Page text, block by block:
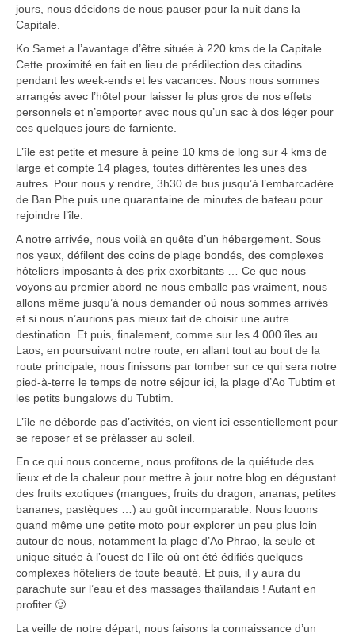
Carte du Cambodge
Cambodge – Infos
Toutes à l’école
Paludisme au Cambodge
Les articles du Cambodge
France
Carte de la France
Notre région, la Normandie
Ville : Paris
Blog
Catégories
Boucles d’articles
Commentaires récents
Archives des articles
Nuage d’étiquettes
Flux RSS : Les articles
Flux Rss : Les commentaires
Images à la Une
Menu
jours, nous décidons de nous pauser pour la nuit dans la
Capitale.
Ko Samet a l’avantage d’être située à 220 kms de la Capitale.
Cette proximité en fait en lieu de prédilection des citadins
pendant les week-ends et les vacances. Nous nous sommes
arrangés avec l’hôtel pour laisser le plus gros de nos effets
personnels et n’emporter avec nous qu’un sac à dos léger pour
ces quelques jours de farniente.
L’île est petite et mesure à peine 10 kms de long sur 4 kms de
large et compte 14 plages, toutes différentes les unes des
autres. Pour nous y rendre, 3h30 de bus jusqu’à l’embarcadère
de Ban Phe puis une quarantaine de minutes de bateau pour
rejoindre l’île.
A notre arrivée, nous voilà en quête d’un hébergement. Sous
nos yeux, défilent des coins de plage bondés, des complexes
hôteliers imposants à des prix exorbitants … Ce que nous
voyons au premier abord ne nous emballe pas vraiment, nous
allons même jusqu’à nous demander où nous sommes arrivés
et si nous n’aurions pas mieux fait de choisir une autre
destination. Et puis, finalement, comme sur les 4 000 îles au
Laos, en poursuivant notre route, en allant tout au bout de la
route principale, nous finissons par tomber sur ce qui sera notre
pied-à-terre le temps de notre séjour ici, la plage d’Ao Tubtim et
les petits bungalows du Tubtim.
L’île ne déborde pas d’activités, on vient ici essentiellement pour
se reposer et se prélasser au soleil.
En ce qui nous concerne, nous profitons de la quiétude des
lieux et de la chaleur pour mettre à jour notre blog en dégustant
des fruits exotiques (mangues, fruits du dragon, ananas, petites
bananes, pastèques …) au goût incomparable. Nous louons
quand même une petite moto pour explorer un peu plus loin
autour de nous, notamment la plage d’Ao Phrao, la seule et
unique située à l’ouest de l’île où ont été édifiés quelques
complexes hôteliers de toute beauté. Et puis, il y aura du
parachute sur l’eau et des massages thaïlandais ! Autant en
profiter 🙂
La veille de notre départ, nous faisons la connaissance d’un